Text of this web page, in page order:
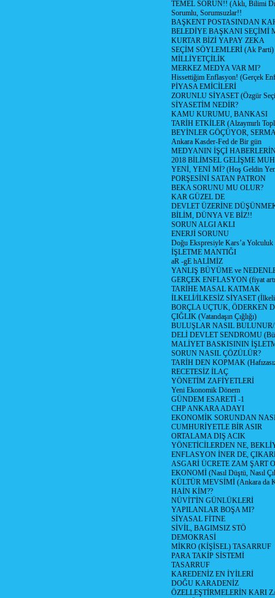
TEMEL SORUN!! (Aklı, Bilimi
Sorumlu, Sorumsuzlar!!
BAŞKENT POSTASINDAN
BELEDİYE BAŞKANI SEÇİMİ
KURTAR BİZİ YAPAY ZEKA
SEÇİM SÖYLEMLERİ (Ak Parti)
MİLLİYETÇİLİK
MERKEZ MEDYA VAR MI?
Hissettiğim Enflasyon! (Gerçek
PİYASA EMİCİLERİ
ZORUNLU SİYASET (Özgür
SİYASETİM NEDİR?
KAMU KURUMU, BANKASI
TARİH ETKİLER (Alzaymırlı
BEYİNLER GÖÇÜYOR,
Ankara Kasder-Fed de Bir gün
MEDYANIN İŞÇİ
2018 BİLİMSEL GELİŞME
YENİ, YENİ Mİ? (Hoş Geldin
PORŞESİNİ SATAN PATRON
BEKA SORUNU MU OLUR?
KAR GÜZEL DE
DEVLET ÜZERİNE
BİLİM, DÜNYA VE BİZ!!
SORUN ALGI AKLI
ENERJİ SORUNU
Doğu Ekspresiyle Kars’a Yolculuk
İŞLETME MANTIĞI
aR -gE hALİMİZ
YANLIŞ BÜYÜME ve
GERÇEK ENFLASYON (fiyat
TARİHE MASAL KATMAK
İLKELİ/İLKESİZ SİYASET
BORÇLA UÇTUK, ÖDERKEN
ÇIĞLIK (Vatandaşın Çığlığı)
BULUŞLAR NASIL
DELİ DEVLET SENDROMU
MALİYET BASKISININ
SORUN NASIL ÇÖZÜLÜR?
TARİH DEN KOPMAK
RECETESİZ İLAÇ
YÖNETİM ZAFİYETLERİ
Yeni Ekonomik Dönem
GÜNDEM ESARETİ -1
CHP ANKARA ADAYI
EKONOMİK SORUNDAN
CUMHURİYETLE BİR ASIR
ORTALAMA DIŞ ACIK
YÖNETİCİLERDEN NE,
ENFLASYON İNER DE,
ASGARİ ÜCRETE ZAM ŞART
EKONOMİ (Nasıl Düştü, Nasıl
KÜLTÜR MEVSİMİ (Ankara da
HAİN KİM??
NÜVİT'İN GÜNLÜKLERİ
YAPILANLAR BOŞA MI?
SİYASAL FİTNE
SİVİL, BAGIMSIZ STÖ
DEMOKRASİ
MİKRO (KİŞİSEL) TASARRUF
PARA TAKİP SİSTEMİ
TASARRUF
KAREDENİZ EN İYİLERİ
DOĞU KARADENİZ
ÖZELLEŞTİRMELERİN KARI